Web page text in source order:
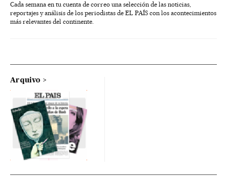
Cada semana en tu cuenta de correo una selección de las noticias,
reportajes y análisis de los periodistas de EL PAÍS con los acontecimientos
más relevantes del continente.
Arquivo